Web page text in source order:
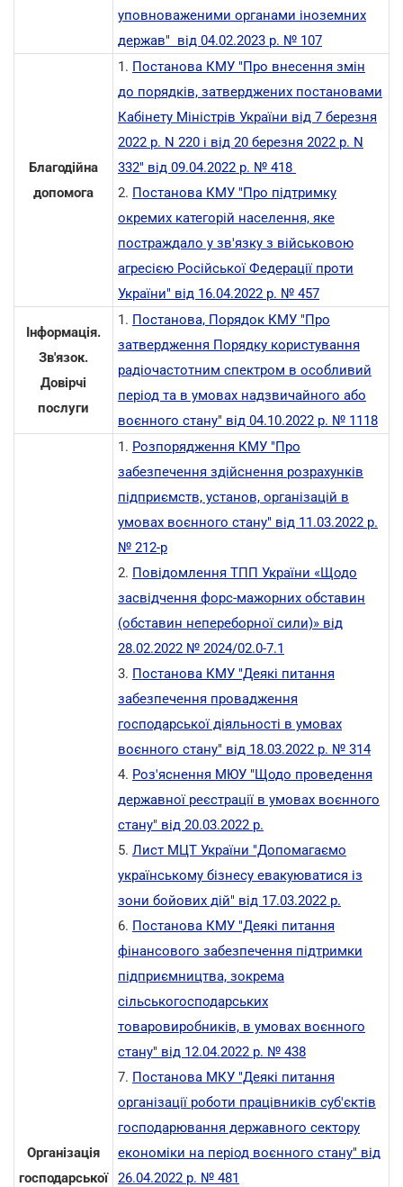
уповноваженими органами іноземних
держав" від 04.02.2023 р. № 107
Благодійна
допомога
1. Постанова КМУ "Про внесення змін
до порядків, затверджених постановами
Кабінету Міністрів України від 7 березня
2022 р. N 220 і від 20 березня 2022 р. N
332" від 09.04.2022 р. № 418
2. Постанова КМУ "Про підтримку
окремих категорій населення, яке
постраждало у зв'язку з військовою
агресією Російської Федерації проти
України" від 16.04.2022 р. № 457
Інформація.
Зв'язок.
Довірчі
послуги
1. Постанова, Порядок КМУ "Про
затвердження Порядку користування
радіочастотним спектром в особливий
період та в умовах надзвичайного або
воєнного стану" від 04.10.2022 р. № 1118
Організація
господарської
1. Розпорядження КМУ "Про
забезпечення здійснення розрахунків
підприємств, установ, організацій в
умовах воєнного стану" від 11.03.2022 р.
№ 212-р
2. Повідомлення ТПП України «Щодо
засвідчення форс-мажорних обставин
(обставин непереборної сили)» від
28.02.2022 № 2024/02.0-7.1
3. Постанова КМУ "Деякі питання
забезпечення провадження
господарської діяльності в умовах
воєнного стану" від 18.03.2022 р. № 314
4. Роз'яснення МЮУ "Щодо проведення
державної реєстрації в умовах воєнного
стану" від 20.03.2022 р.
5. Лист МЦТ України "Допомагаємо
українському бізнесу евакуюватися із
зони бойових дій" від 17.03.2022 р.
6. Постанова КМУ "Деякі питання
фінансового забезпечення підтримки
підприємництва, зокрема
сільськогосподарських
товаровиробників, в умовах воєнного
стану" від 12.04.2022 р. № 438
7. Постанова МКУ "Деякі питання
організації роботи працівників суб'єктів
господарювання державного сектору
економіки на період воєнного стану" від
26.04.2022 р. № 481